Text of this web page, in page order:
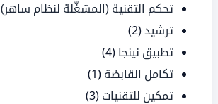
تحكم التقنية (المشغّلة لنظام ساهر)
ترشيد(2)
تطبيق نينجا (4)
تكامل القابضة (1)
تمكين للتقنيات (3)